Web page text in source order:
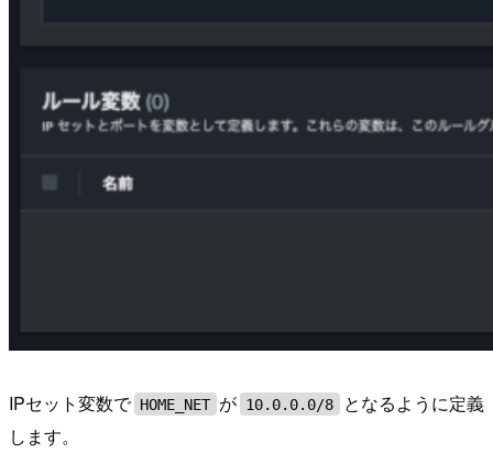
IPセット変数で HOME_NET が 10.0.0.0/8
となるように定義
します。